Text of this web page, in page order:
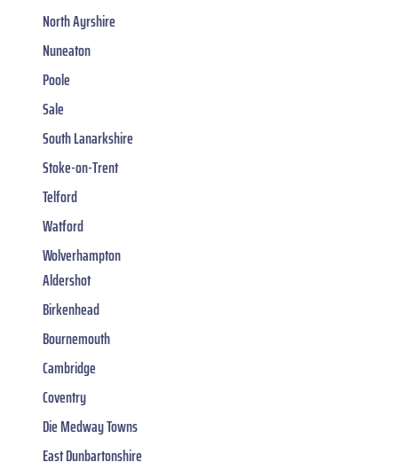
North Ayrshire
Nuneaton
Poole
Sale
South Lanarkshire
Stoke-on-Trent
Telford
Watford
Wolverhampton
Aldershot
Birkenhead
Bournemouth
Cambridge
Coventry
Die Medway Towns
East Dunbartonshire